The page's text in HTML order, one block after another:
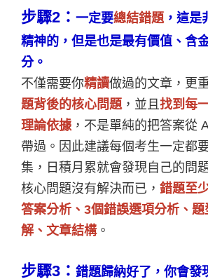
步驟2： 一定要總結錯題 ，這是
精神的，但是也是最有價值、含
分。
不僅需要你精讀做過的文章，更
題背後的核心問題 ，並且 找到每
理論依據 ，不是單純的把答案從
帶過。因此建議每個考生一定都
集，日積月累就會發現自己的問
核心問題沒有解決而已， 錯題至
答案分析、3個錯誤選項分析、
解、文章結構。
步驟3： 錯題歸納好了，你會發